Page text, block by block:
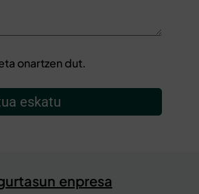
onartzen dut.
eskatu
enpresa